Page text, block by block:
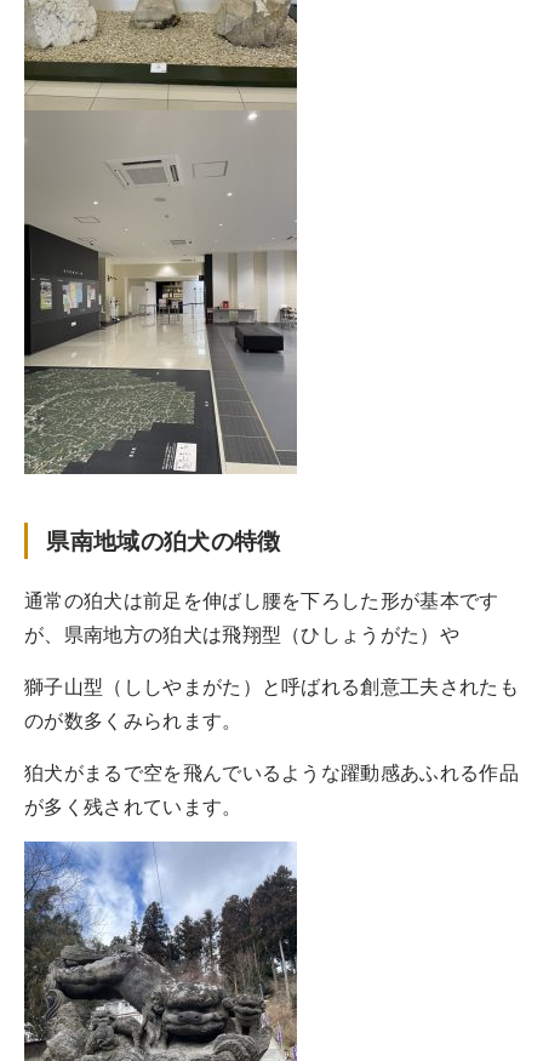
県南地域の狛犬の特徴
通常の狛犬は前足を伸ばし腰を下ろした形が基本です
が、県南地方の狛犬は飛翔型（ひしょうがた）や
獅子山型（ししやまがた）と呼ばれる創意工夫されたも
のが数多くみられます。
狛犬がまるで空を飛んでいるような躍動感あふれる作品
が多く残されています。